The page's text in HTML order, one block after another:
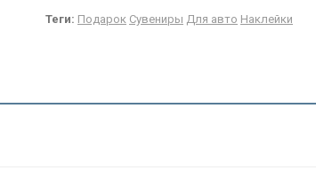
Теги: Подарок Сувениры Для авто Наклейки